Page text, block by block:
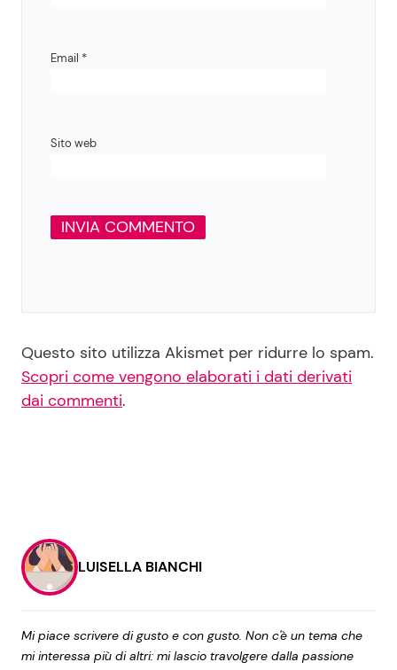
Email *
Sito web
Questo sito utilizza Akismet per ridurre lo spam.
Scopri come vengono elaborati i dati derivati
dai commenti.
LUISELLA BIANCHI
Mi piace scrivere di gusto e con gusto. Non c'è un tema che
mi interessa più di altri: mi lascio travolgere dalla passione